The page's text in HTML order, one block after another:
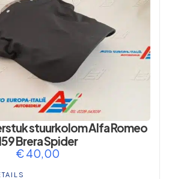
stuurkolom Alfa Romeo
Brera Spider
€40,00